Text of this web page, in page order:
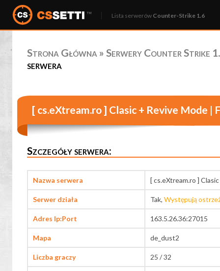
Lista serwerów Counter-Strike 1.6
Strona Główna » Serwery Counter Strike
serwera
[ cs.eXtream.ro ] Clasic + Revive Mode |
Szczegóły serwera:
Nazwa serwera [ cs.eXtream.ro ]
Serwer działa Tak, Występują
Adres Ip:Port 163.5.26.36:27015
Mapa de_dust2
Liczba graczy 25 / 32